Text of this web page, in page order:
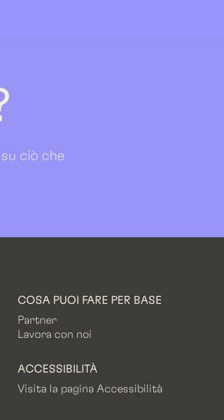
ciò che
COSA PUOI FARE PER BASE
Partner
Lavora con noi
ACCESSIBILITÀ
Visita la pagina Accessibilità